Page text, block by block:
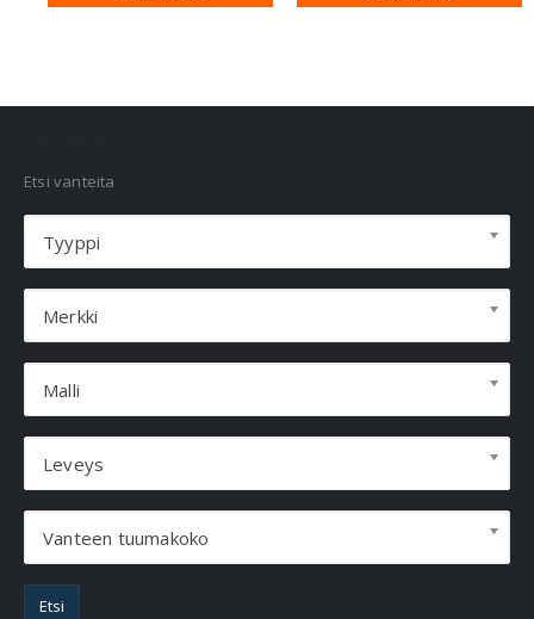
Etsi vanteita
Tyyppi
Merkki
Malli
Leveys
Vanteen tuumakoko
Etsi